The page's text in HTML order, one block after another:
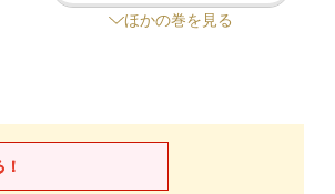
ほかの巻を見る